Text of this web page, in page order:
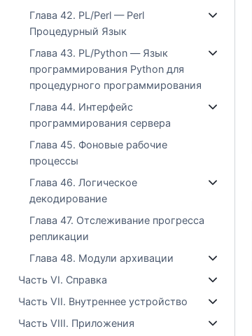
Глава 42. PL/Perl — Perl
Процедурный Язык
Глава 43. PL/Python — Язык
программирования Python для
процедурного программирования
Глава 44. Интерфейс
программирования сервера
Глава 45. Фоновые рабочие
процессы
Глава 46. Логическое
декодирование
Глава 47. Отслеживание прогресса
репликации
Глава 48. Модули архивации
Часть VI. Справка
Часть VII. Внутреннее устройство
Часть VIII. Приложения